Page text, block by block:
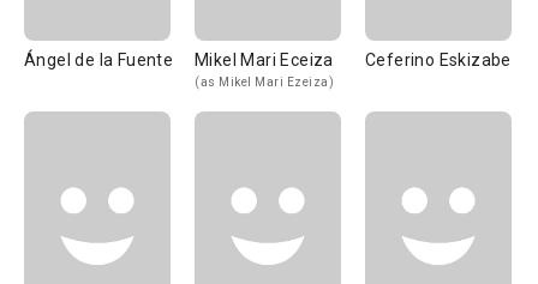
Ángel de la Fuente Mikel Mari Eceiza
(as Mikel Mari Ezeiza)
Ceferino Eskizabel